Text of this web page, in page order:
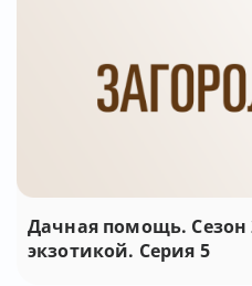
Дачная помощь. Сезон
экзотикой. Серия 5